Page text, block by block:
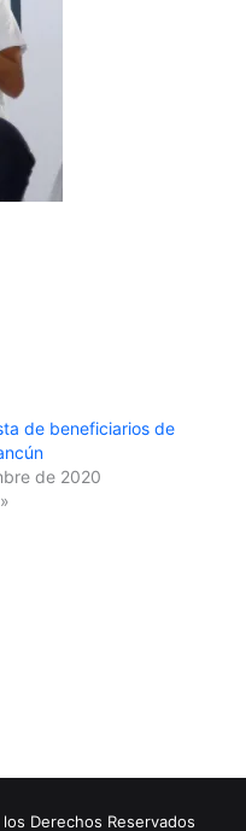
de beneficiarios de
de 2020
Derechos Reservados